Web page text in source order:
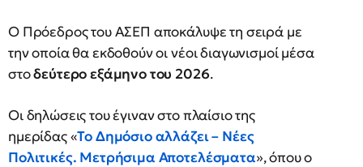
Ο Πρόεδρος του ΑΣΕΠ αποκάλυψε τη σειρά με
την οποία θα εκδοθούν οι νέοι διαγωνισμοί μέσα
στοδεύτερο εξάμηνο του 2026.
Οι δηλώσεις του έγιναν στο πλαίσιο της
ημερίδας «Το Δημόσιο αλλάζει – Νέες
Πολιτικές. Μετρήσιμα Αποτελέσματα», όπου ο